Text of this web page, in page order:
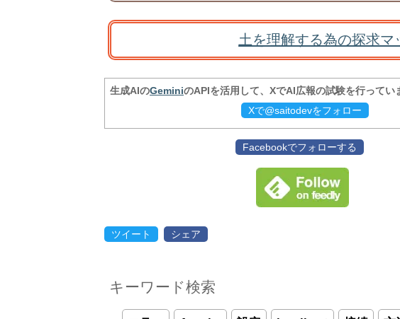
土を理解する為の探求マ
生成AIのGeminiのAPIを活用して、XでAI広報の試験を行ってい
Xで@saitodevをフォロー
Facebookでフォローする
ツイート シェア
キーワード検索